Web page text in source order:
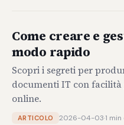
Come creare e
modo rapido
Scopri i segreti per
documenti IT con
online.
ARTICOLO 2026-04-03·1